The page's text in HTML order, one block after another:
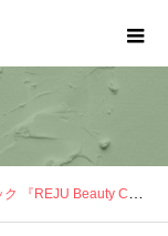
Clinic』 開院予定のご案内